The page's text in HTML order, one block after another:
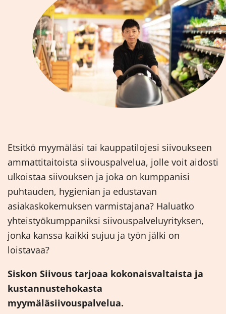
Etsitkö myymäläsi tai kauppatilojesi siivoukseen
ammattitaitoista siivouspalvelua, jolle voit aidosti
ulkoistaa siivouksen ja joka on kumppanisi
puhtauden, hygienian ja edustavan
asiakaskokemuksen varmistajana? Haluatko
yhteistyökumppaniksi siivouspalveluyrityksen,
jonka kanssa kaikki sujuu ja työn jälki on
loistavaa?
Siskon Siivous tarjoaa kokonaisvaltaista ja
kustannustehokasta
myymäläsiivouspalvelua.